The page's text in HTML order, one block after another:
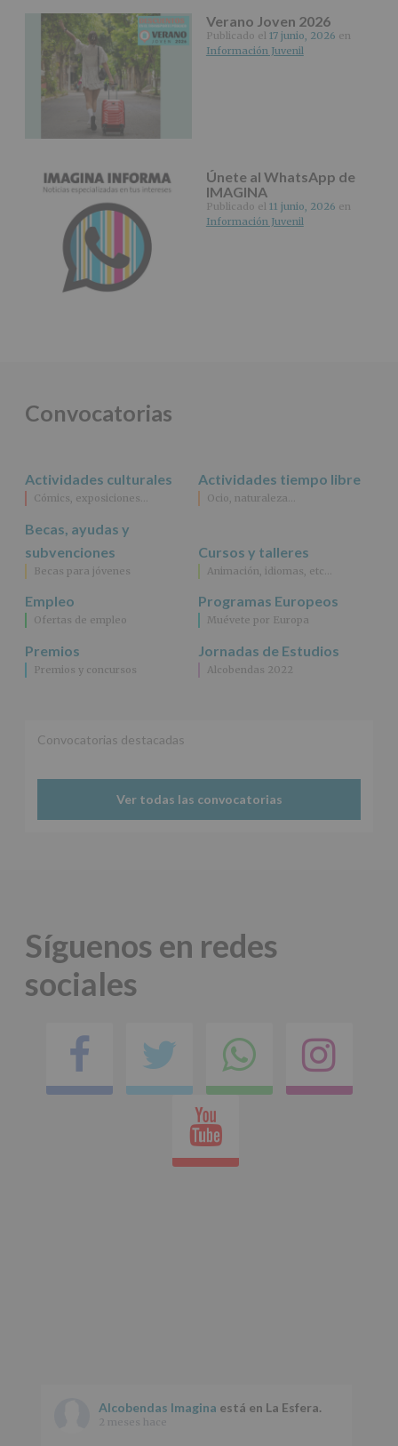
*
Obligatorio
Verano Joven 2026
Publicado el 17 junio, 2026 en
Información Juvenil
Únete al WhatsApp de
IMAGINA
Publicado el 11 junio, 2026 en
Información Juvenil
Convocatorias
Actividades culturales
Cómics, exposiciones…
Actividades tiempo libre
Ocio, naturaleza…
Becas, ayudas y
subvenciones
Becas para jóvenes
Cursos y talleres
Animación, idiomas, etc…
Empleo
Ofertas de empleo
Programas Europeos
Muévete por Europa
Premios
Premios y concursos
Jornadas de Estudios
Alcobendas 2022
Convocatorias destacadas
Ver todas las convocatorias
Síguenos en redes
sociales
Facebook
Twitter
en
Youtube
Alcobendas Imagina está en La Esfera.
2 meses hace